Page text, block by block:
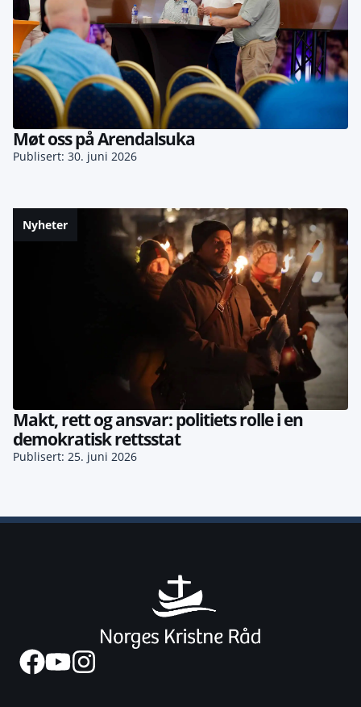
Møt oss på Arendalsuka
Publisert: 30. juni 2026
Nyheter
Makt, rett og ansvar: politiets rolle i en
demokratisk rettsstat
Publisert: 25. juni 2026